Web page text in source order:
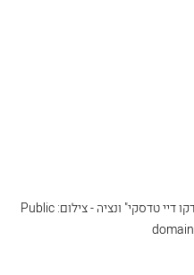
שאריות פרסקו חזית ה"פונדקו דיי טדסקי" ונציה - צילום:Public
domain